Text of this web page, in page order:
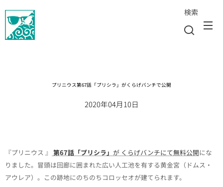
検索
プリニウス第67話「プリシラ」がくらげバンチで公開
2020年04月10日
『プリニウス 』 第67話「プリシラ」 が くらげバンチにて無料公開にな
りました。冒頭は回廊に囲まれた広い人工池を有する黄金宮（ドムス・
アウレア）。この跡地にのちのちコロッセオが建てられます。